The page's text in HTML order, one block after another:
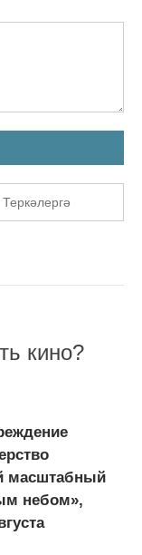
Теркәлергә
кино?
масштабный
небом»,